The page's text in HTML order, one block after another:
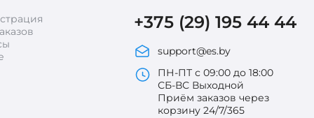
+375 (29) 195 44 44
support@es.by
ПН-ПТ с 09:00 до 18:00
СБ-ВС Выходной
Приём заказов через
корзину 24/7/365